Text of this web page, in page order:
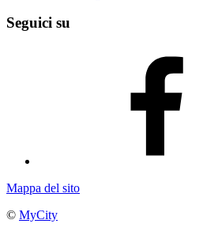
Seguici su
Mappa del sito
© MyCity